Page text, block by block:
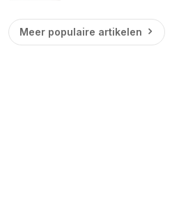
Meer populaire artikelen